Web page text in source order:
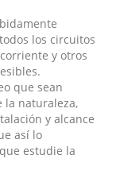
los circuitos
y otros
que sean
la naturaleza,
y alcance
así lo
estudie la